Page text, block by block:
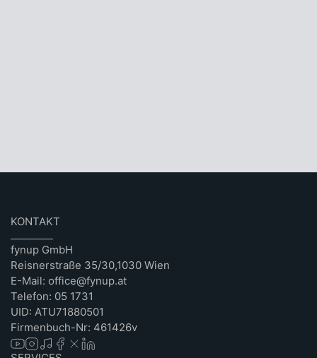
KONTAKT
fynup GmbH
Reisnerstraße 35/30,1030 Wien
E-Mail: office@fynup.at
Telefon: 05 1731
UID: ATU71880501
Firmenbuch-Nr: 461426v